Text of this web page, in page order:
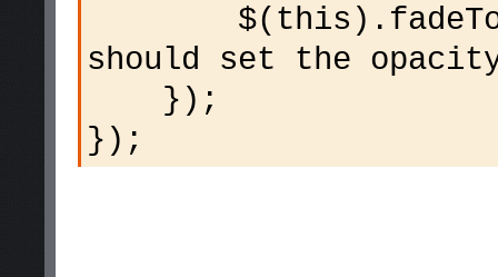
should set the opacity
});
});